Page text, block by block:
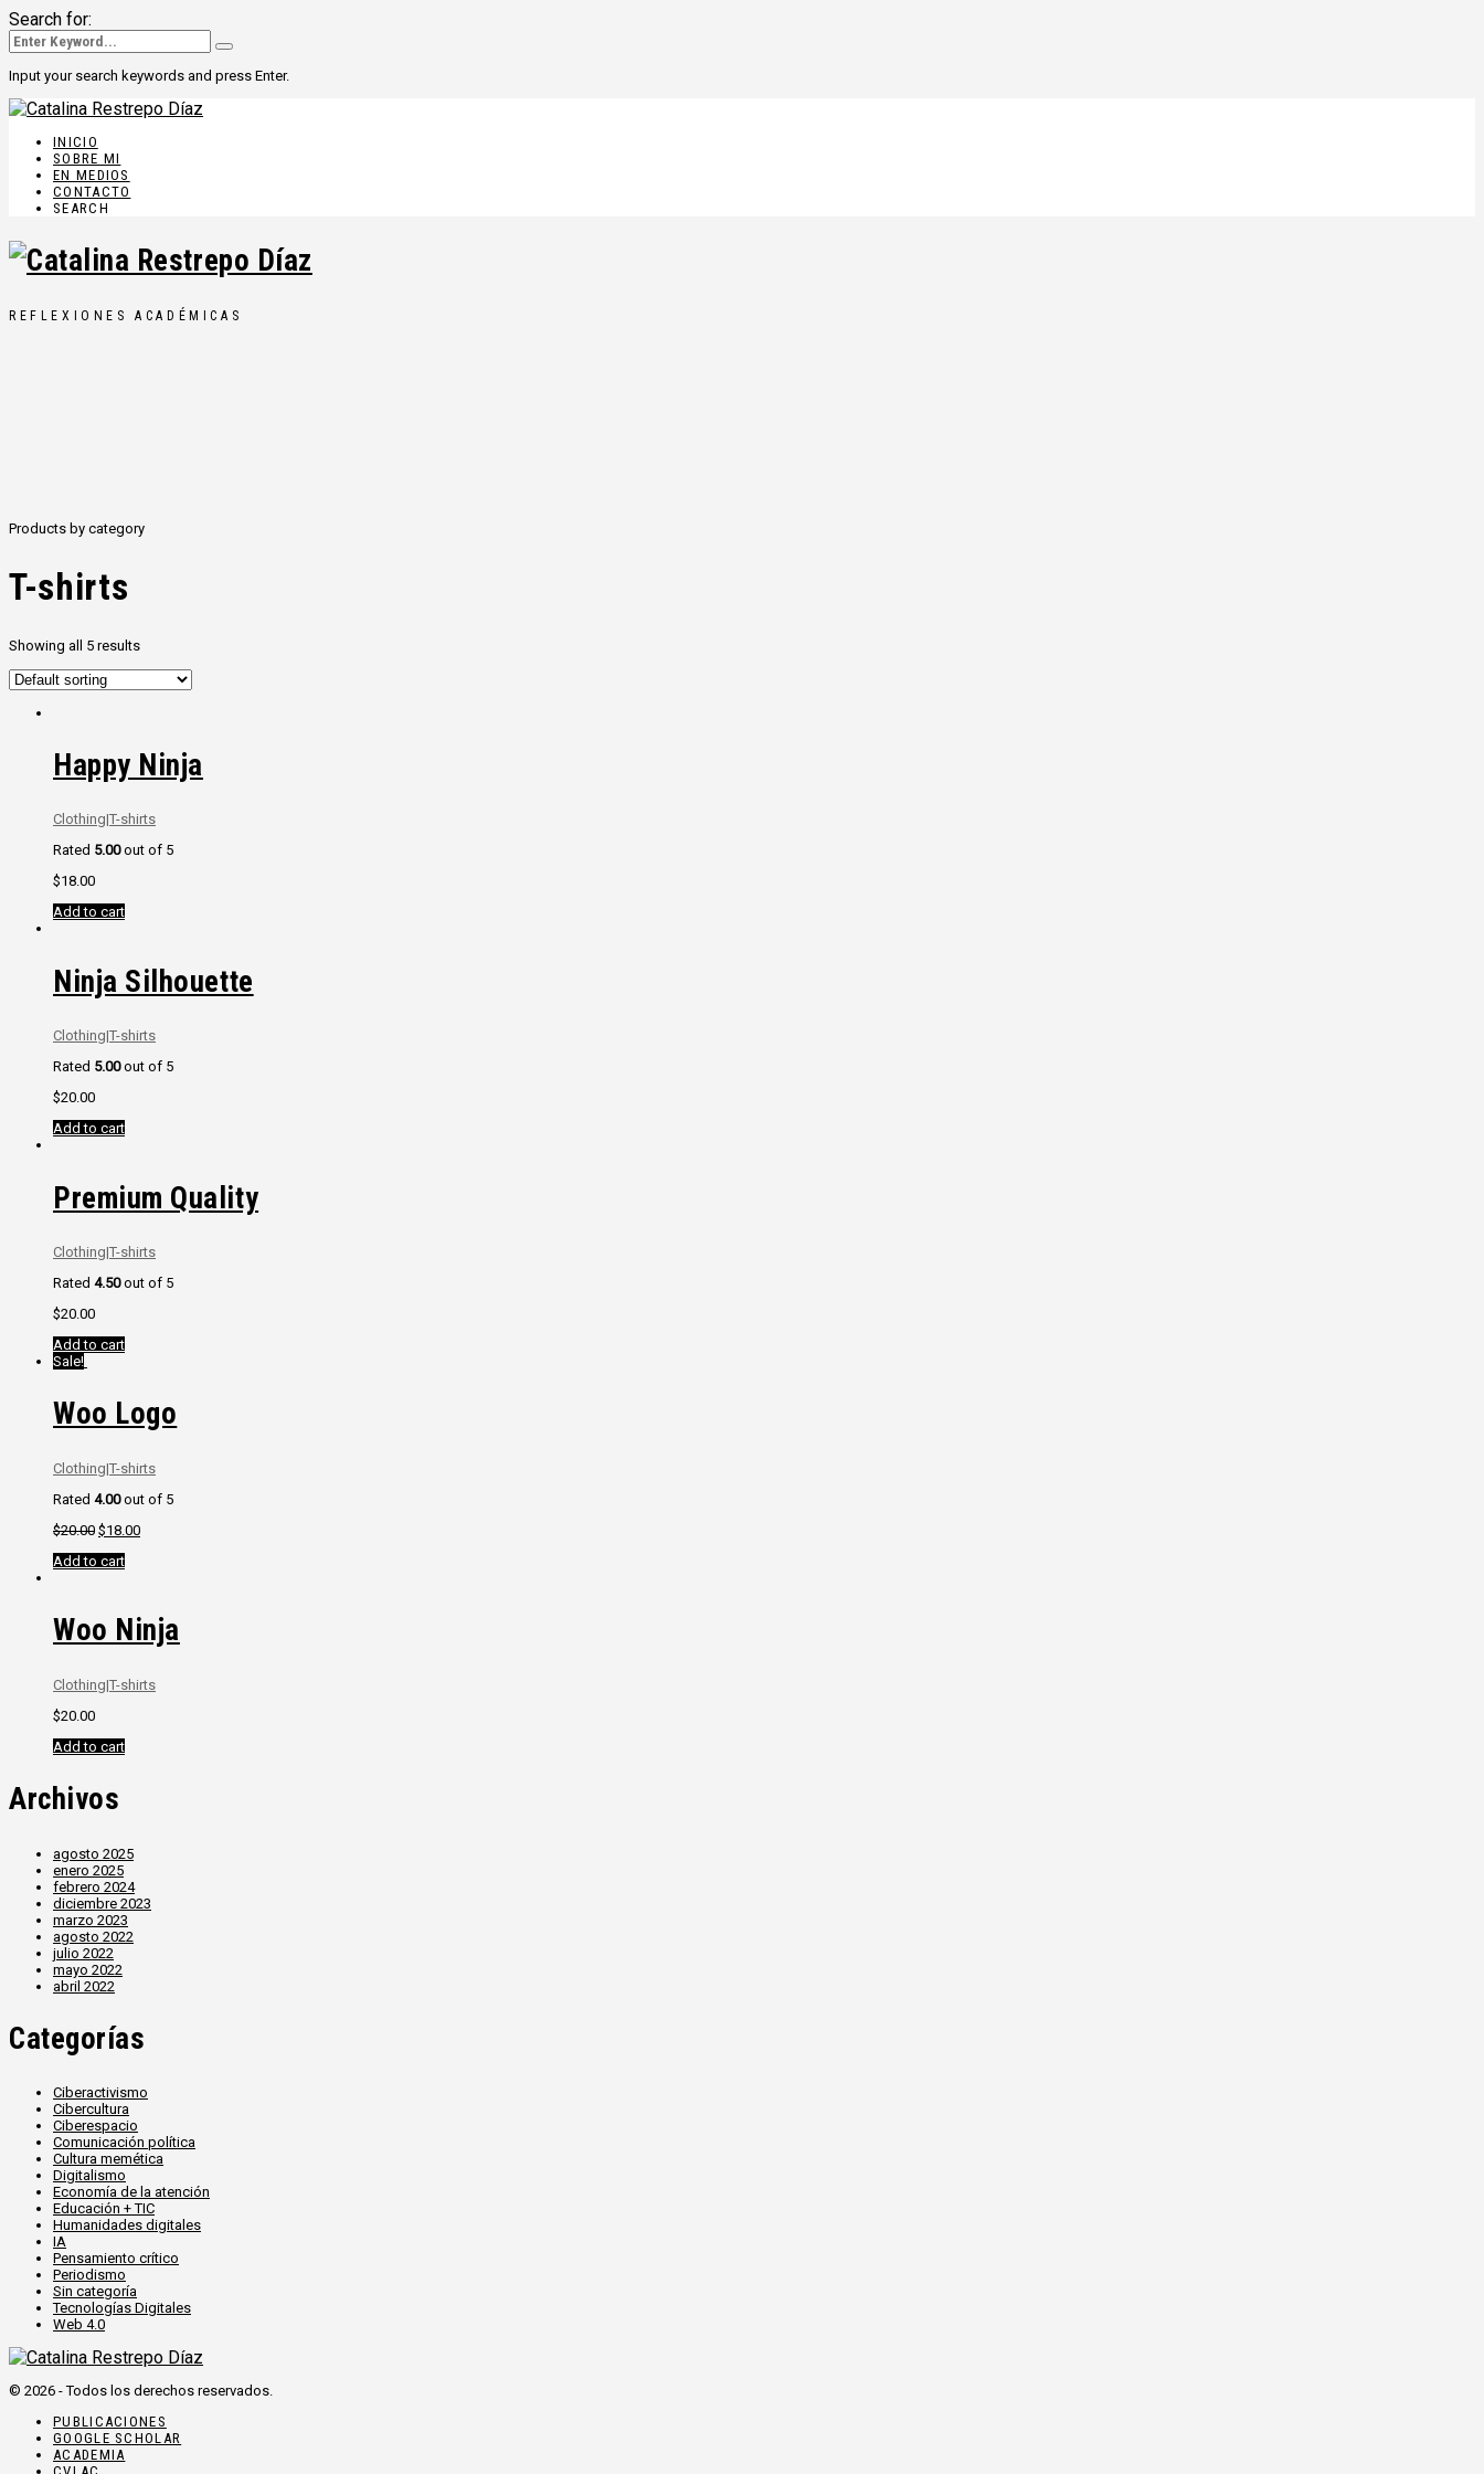
Search for:
Input your search keywords and press Enter.
INICIO
SOBRE MI
EN MEDIOS
CONTACTO
SEARCH
REFLEXIONES ACADÉMICAS
Products by category
T-shirts
Showing all 5 results
Happy Ninja
Clothing|T-shirts
Rated 5.00out of 5
$18.00
Add to cart
Ninja Silhouette
Clothing|T-shirts
Rated 5.00out of 5
$20.00
Add to cart
Premium Quality
Clothing|T-shirts
Rated 4.50out of 5
$20.00
Add to cart
Sale!
Woo Logo
Clothing|T-shirts
Rated 4.00out of 5
$20.00 $18.00
Add to cart
Woo Ninja
Clothing|T-shirts
$20.00
Add to cart
Archivos
agosto 2025
enero 2025
febrero 2024
diciembre 2023
marzo 2023
agosto 2022
julio 2022
mayo 2022
abril 2022
Categorías
Ciberactivismo
Cibercultura
Ciberespacio
Comunicación política
Cultura memética
Digitalismo
Economía de la atención
Educación + TIC
Humanidades digitales
IA
Pensamiento crítico
Periodismo
Sin categoría
Tecnologías Digitales
Web 4.0
© 2026 - Todos los derechos reservados.
PUBLICACIONES
GOOGLE SCHOLAR
ACADEMIA